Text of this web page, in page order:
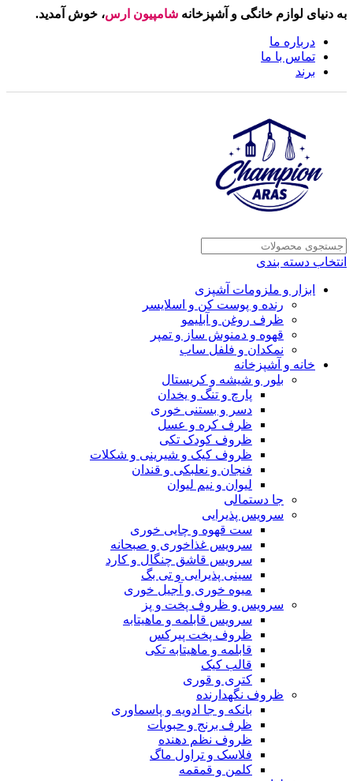
به دنیای لوازم خانگی و آشپزخانه شامپیون ارس، خوش آمدید.
درباره ما
تماس با ما
برند
انتخاب دسته بندی
ابزار و ملزومات آشپزی
رنده و پوست کن و اسلایسر
ظرف روغن و آبلیمو
قهوه و دمنوش ساز و تمپر
نمکدان و فلفل ساب
خانه و آشپزخانه
بلور و شیشه و کریستال
پارچ و تنگ و یخدان
دسر و بستنی خوری
ظرف کره و عسل
ظروف کودک تکی
ظروف کیک و شیرینی و شکلات
فنجان و نعلبکی و قندان
لیوان و نیم لیوان
جا دستمالی
سرویس پذیرایی
ست قهوه و چایی خوری
سرویس غذاخوری و صبحانه
سرویس قاشق چنگال و کارد
سینی پذیرایی و تی بگ
میوه خوری و آجیل خوری
سرویس و ظروف پخت و پز
سرویس قابلمه و ماهیتابه
ظروف پخت پیرکس
قابلمه و ماهیتابه تکی
قالب کیک
کتری و قوری
ظروف نگهدارنده
بانکه و جا ادویه و پاسماوری
ظرف برنج و حبوبات
ظروف نظم دهنده
فلاسک و تراول ماگ
کلمن و قمقمه